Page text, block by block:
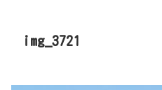
img_3721